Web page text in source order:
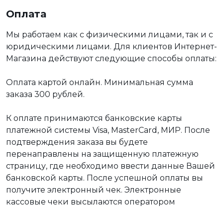
Оплата
Мы работаем как с физическими лицами, так и с
юридическими лицами. Для клиентов Интернет-
Магазина действуют следующие способы оплаты:
Оплата картой онлайн. Минимальная сумма
заказа 300 рублей.
К оплате принимаются банковские карты
платежной системы Visa, MasterCard, МИР. После
подтверждения заказа вы будете
перенаправлены на защищенную платежную
страницу, где необходимо ввести данные Вашей
банковской карты. После успешной оплаты вы
получите электронный чек. Электронные
кассовые чеки высылаются оператором